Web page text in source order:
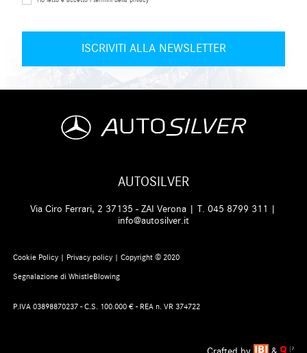
AUTOSILVER
Via Ciro Ferrari, 2 37135 - ZAI Verona | T.045 8799 311 |
info@autosilver.it
Cookie Policy | Privacy policy| Copyright © 2020
Segnalazione di WhistleBlowing
P.IVA 03898870237 - C.S. 100.000 € - REA n. VR 374722